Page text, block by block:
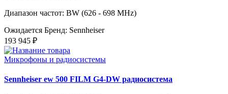
Диапазон частот: BW (626 - 698 MHz)
Ожидается Бренд: Sennheiser
193 945 ₽
Микрофоны и радиосистемы
Sennheiser ew 500 FILM G4-DW радиосистема